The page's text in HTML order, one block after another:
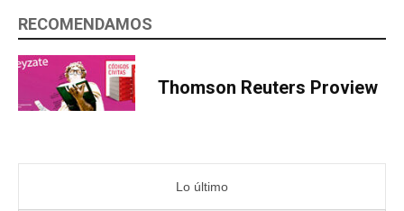
RECOMENDAMOS
Thomson Reuters Proview
Lo último